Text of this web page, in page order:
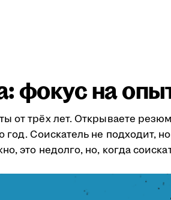
фокус на
от трёх лет. Открываете
Соискатель не подходит,
это недолго, но, когда